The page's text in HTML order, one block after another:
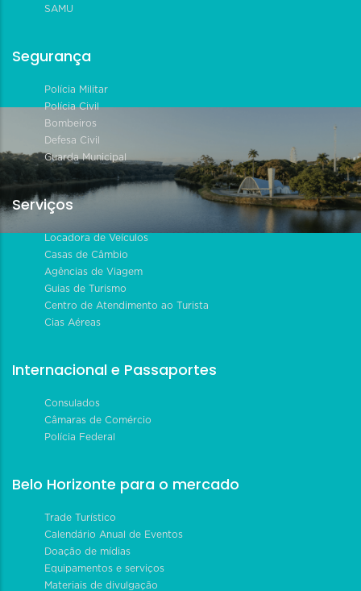
SAMU
Segurança
Polícia Militar
Polícia Civil
Bombeiros
Defesa Civil
Guarda Municipal
Serviços
Locadora de Veículos
Casas de Câmbio
Agências de Viagem
Guias de Turismo
Centro de Atendimento ao Turista
Cias Aéreas
Internacional e Passaportes
Consulados
Câmaras de Comércio
Polícia Federal
Belo Horizonte para o mercado
Trade Turístico
Calendário Anual de Eventos
Doação de mídias
Equipamentos e serviços
Materiais de divulgação